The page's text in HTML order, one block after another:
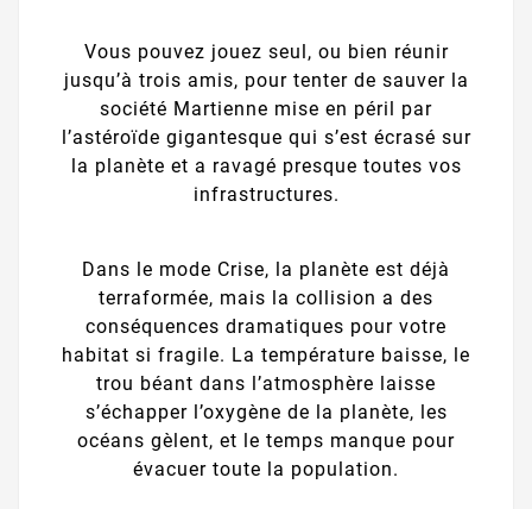
Vous pouvez jouez seul, ou bien réunir
jusqu’à trois amis, pour tenter de sauver la
société Martienne mise en péril par
l’astéroïde gigantesque qui s’est écrasé sur
la planète et a ravagé presque toutes vos
infrastructures.
Dans le mode Crise, la planète est déjà
terraformée, mais la collision a des
conséquences dramatiques pour votre
habitat si fragile. La température baisse, le
trou béant dans l’atmosphère laisse
s’échapper l’oxygène de la planète, les
océans gèlent, et le temps manque pour
évacuer toute la population.